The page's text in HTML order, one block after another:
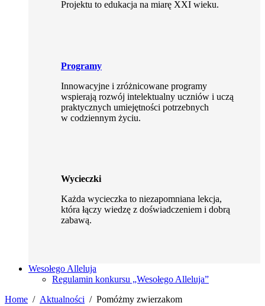
Projektu to edukacja na miarę XXI wieku.
Programy
Innowacyjne i zróżnicowane programy
wspierają rozwój intelektualny uczniów i uczą
praktycznych umiejętności potrzebnych
w codziennym życiu.
Wycieczki
Każda wycieczka to niezapomniana lekcja,
która łączy wiedzę z doświadczeniem i dobrą
zabawą.
Wesołego Alleluja
Regulamin konkursu „Wesołego Alleluja”
Home
Aktualności Pomóżmy zwierzakom